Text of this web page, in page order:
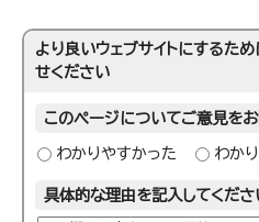
より良いウェブサイトにするた
せください
このページについてご意見を
わかりやすかった わか
具体的な理由を記入してくださ